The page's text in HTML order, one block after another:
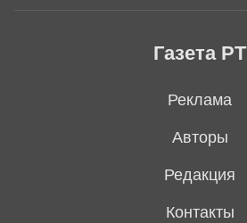
Газета РТ
Реклама
Авторы
Редакция
Контакты